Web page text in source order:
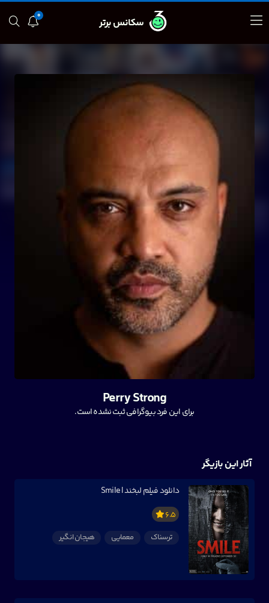
0
سکانس برتر
Perry Strong
برای این فرد بیوگرافی ثبت نشده است.
آثار این بازیگر
دانلود فیلم لبخند | Smile
6.5
ترسناک
معمایی هیجان انگیر